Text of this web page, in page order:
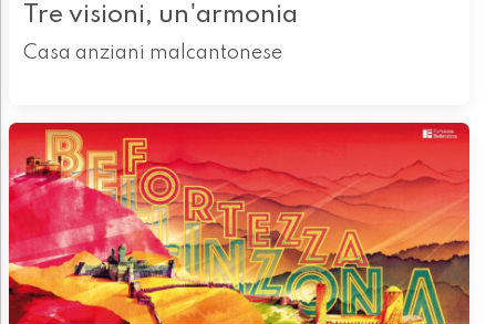
Tre visioni, un'armonia
Casa anziani malcantonese